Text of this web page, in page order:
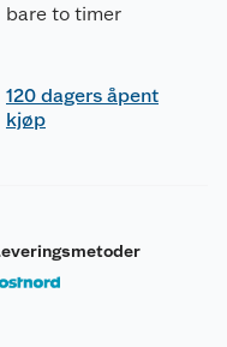
bare to timer
120 dagers åpent
kjøp